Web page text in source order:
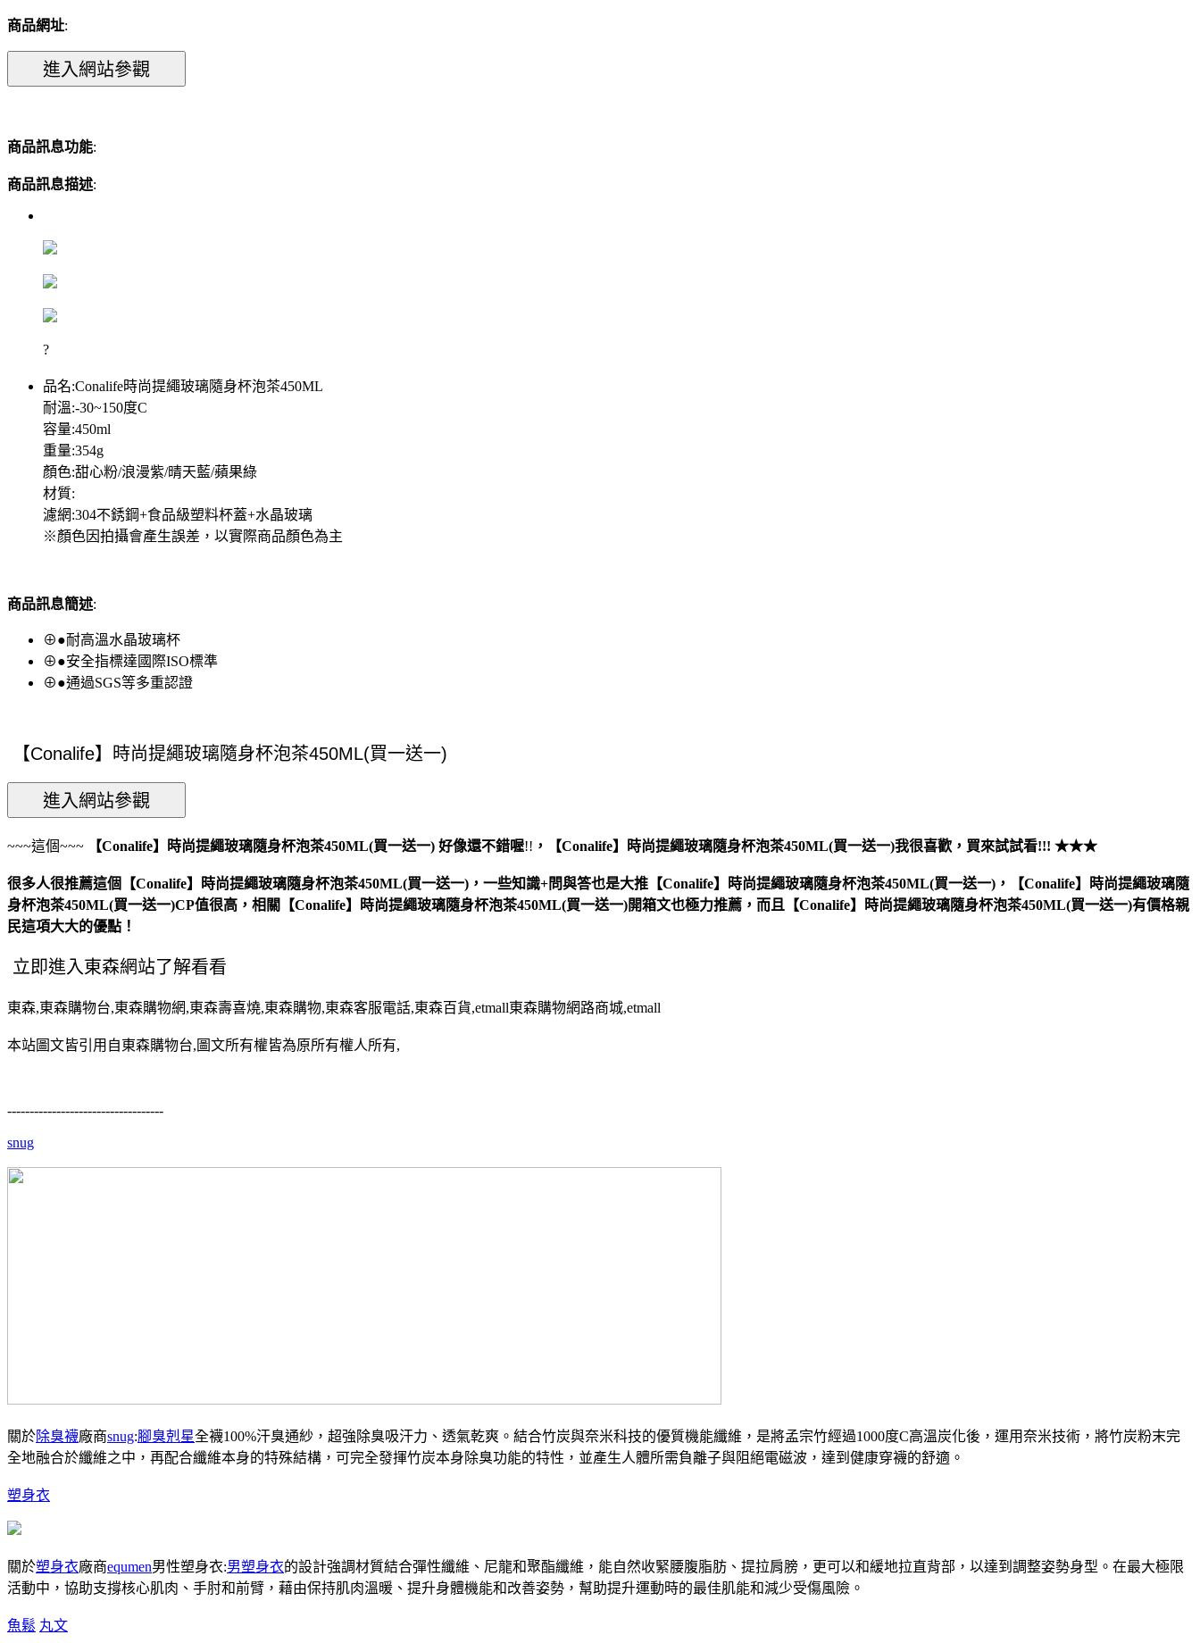
商品網址:
商品訊息功能:
商品訊息描述:
?
品名:Conalife時尚提繩玻璃隨身杯泡茶450ML
耐溫:-30~150度C
容量:450ml
重量:354g
顏色:甜心粉/浪漫紫/晴天藍/蘋果綠
材質:
濾網:304不銹鋼+食品級塑料杯蓋+水晶玻璃
※顏色因拍攝會產生誤差，以實際商品顏色為主
商品訊息簡述:
⊕●耐高溫水晶玻璃杯
⊕●安全指標達國際ISO標準
⊕●通過SGS等多重認證
~~~這個~~~ 【Conalife】時尚提繩玻璃隨身杯泡茶450ML(買一送一) 好像還不錯喔!! ， 【Conalife】時尚提繩玻璃隨身杯泡茶450ML(買一送一)我很喜歡，買來試試看!!! ★★★
很多人很推薦這個【Conalife】時尚提繩玻璃隨身杯泡茶450ML(買一送一)，一些知識+問與答也是大推【Conalife】時尚提繩玻璃隨身杯泡茶450ML(買一送一)，【Conalife】時尚提繩玻璃隨
身杯泡茶450ML(買一送一)CP值很高，相關【Conalife】時尚提繩玻璃隨身杯泡茶450ML(買一送一)開箱文也極力推薦，而且【Conalife】時尚提繩玻璃隨身杯泡茶450ML(買一送一)有價格親
民這項大大的優點！
東森,東森購物台,東森購物網,東森壽喜燒,東森購物,東森客服電話,東森百貨,etmall東森購物網路商城,etmall
本站圖文皆引用自東森購物台,圖文所有權皆為原所有權人所有,
-----------------------------------
snug
關於除臭襪廠商snug:腳臭剋星全襪100%汗臭通紗，超強除臭吸汗力、透氣乾爽。結合竹炭與奈米科技的優質機能纖維，是將孟宗竹經過1000度C高溫炭化後，運用奈米技術，將竹炭粉末完
全地融合於纖維之中，再配合纖維本身的特殊結構，可完全發揮竹炭本身除臭功能的特性，並產生人體所需負離子與阻絕電磁波，達到健康穿襪的舒適。
塑身衣
關於塑身衣廠商equmen男性塑身衣:男塑身衣的設計強調材質結合彈性纖維、尼龍和聚酯纖維，能自然收緊腰腹脂肪、提拉肩膀，更可以和緩地拉直背部，以達到調整姿勢身型。在最大極限
活動中，協助支撐核心肌肉、手肘和前臂，藉由保持肌肉溫暖、提升身體機能和改善姿勢，幫助提升運動時的最佳肌能和減少受傷風險。
魚鬆 丸文